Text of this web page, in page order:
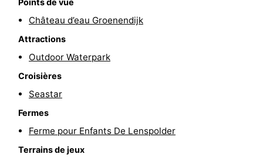
Aires
jeux
intérieures
mini-
golf
bien-
être
Villages
villes
Nature
Sports
Château d’eau Groenendijk
Attractions
Outdoor Waterpark
Croisières
Seastar
Fermes
Ferme pour Enfants De Lenspolder
Terrains de jeux